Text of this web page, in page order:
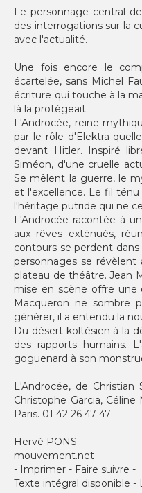
Le personnage central
des interrogations sur la
avec l'actualité.
Une fois encore le
écartelée, sans Michel
écriture qui touche à la
là la protégeait.
L'Androcée, reine
par le rôle d'Elektra
devant Hitler. Inspiré
Siméon, d'une cruelle
Se mêlent la guerre, le
et l'excellence. Le fil
l'héritage putride qui ne
L'Androcée racontée à
aux rêves exténués,
contours se perdent
personnages se révèlent
plateau de théâtre. Jean
mise en scène offre une
Macqueron ne sombre
générer, il a entendu la
Du désert koltésien à la
des rapports humains.
goguenard à son
L'Androcée, de
Christophe Garcia,
Paris. 01 42 26 47 47
Hervé PONS
mouvement.net
- Imprimer - Faire suivre -
Texte intégral disponible -